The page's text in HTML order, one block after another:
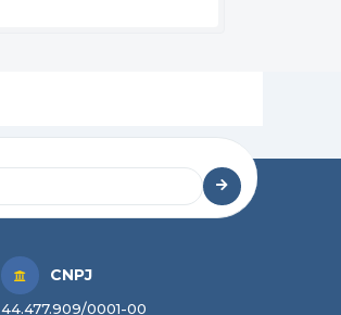
CNPJ
44.477.909/0001-00